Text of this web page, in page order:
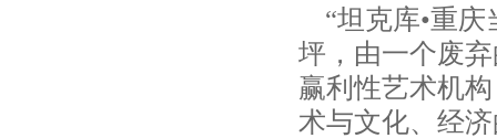
“坦克库•重庆
坪，由一个废
赢利性艺术机
术与文化、经